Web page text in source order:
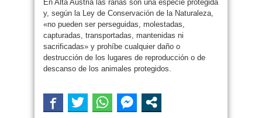
En Alta Austria las ranas son una especie protegida
y, según la Ley de Conservación de la Naturaleza,
«no pueden ser perseguidas, molestadas,
capturadas, transportadas, mantenidas ni
sacrificadas» y prohíbe cualquier daño o
destrucción de los lugares de reproducción o de
descanso de los animales protegidos.